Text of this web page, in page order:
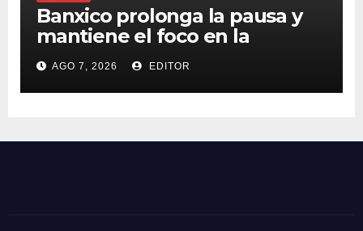
Banxico prolonga la pausa y
mantiene el foco en la
inflación
AGO 7, 2026 EDITOR